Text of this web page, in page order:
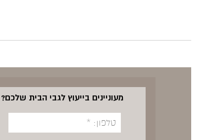
מעוניינים בייעוץ לגבי הבית